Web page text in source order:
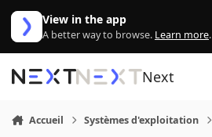
Aller au contenu
View in the app
A better way to browse. Learn more.
Next
Accueil Systèmes d'exploitation